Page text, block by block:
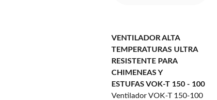
VENTILADOR ALTA
TEMPERATURAS ULTRA
RESISTENTE PARA
CHIMENEAS Y
ESTUFAS VOK-T 150 - 100
Ventilador VOK-T 150-100